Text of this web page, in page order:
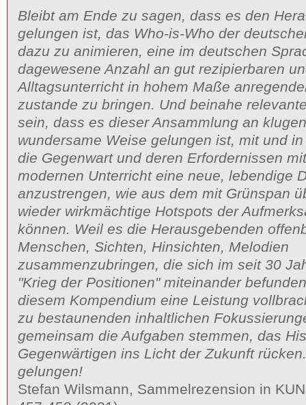
Bleibt am Ende zu sagen, dass es den
gelungen ist, das Who-is-Who der
dazu zu animieren, eine im deutschen
dagewesene Anzahl an gut rezipierbaren
Alltagsunterricht in hohem Maße
zustande zu bringen. Und beinahe
sein, dass es dieser Ansammlung an
wundersame Weise gelungen ist, mit und
die Gegenwart und deren Erfordernissen
modernen Unterricht eine neue, lebendige
anzustrengen, wie aus dem mit Grünspan
wieder wirkmächtige Hotspots der
können. Weil es die Herausgebenden
Menschen, Sichten, Hinsichten, Melodien
zusammenzubringen, die sich im seit 30
"Krieg der Positionen" miteinander
diesem Kompendium eine Leistung
zu bestaunenden inhaltlichen
gemeinsam die Aufgaben stemmen, das
Gegenwärtigen ins Licht der Zukunft
gelungen!
Stefan Wilsmann, Sammelrezension in